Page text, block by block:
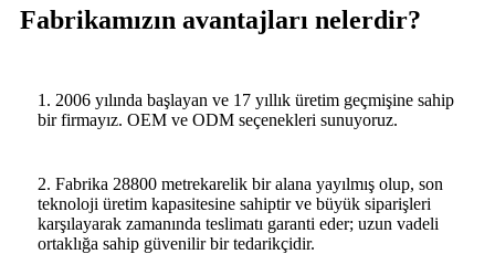
Fabrikamızın avantajları nelerdir?
1. 2006 yılında başlayan ve 17 yıllık üretim geçmişine sahip
bir firmayız. OEM ve ODM seçenekleri sunuyoruz.
2. Fabrika 28800 metrekarelik bir alana yayılmış olup, son
teknoloji üretim kapasitesine sahiptir ve büyük siparişleri
karşılayarak zamanında teslimatı garanti eder; uzun vadeli
ortaklığa sahip güvenilir bir tedarikçidir.